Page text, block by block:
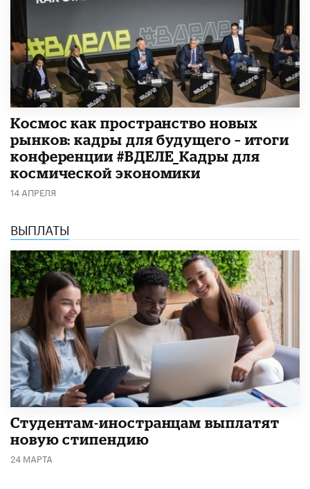
Космос как пространство новых
рынков: кадры для будущего – итоги
конференции #ВДЕЛЕ_Кадры для
космической экономики
14 АПРЕЛЯ
ВЫПЛАТЫ
Студентам-иностранцам выплатят
новую стипендию
24 МАРТА